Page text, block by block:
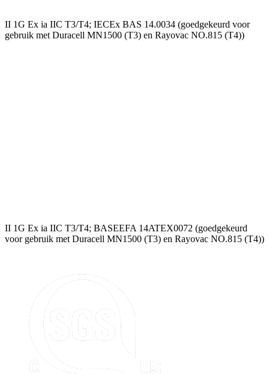
II 1G Ex ia IIC T3/T4; IECEx BAS 14.0034 (goedgekeurd voor
gebruik met Duracell MN1500 (T3) en Rayovac NO.815 (T4))
II 1G Ex ia IIC T3/T4; BASEEFA 14ATEX0072 (goedgekeurd
voor gebruik met Duracell MN1500 (T3) en Rayovac NO.815 (T4))